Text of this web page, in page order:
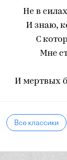
Не в
И знаю,
С
Мне
И мертвых
Все классики